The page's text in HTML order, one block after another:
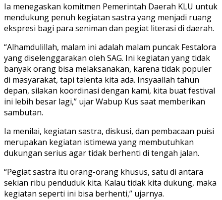
Ia menegaskan komitmen Pemerintah Daerah KLU untuk
mendukung penuh kegiatan sastra yang menjadi ruang
ekspresi bagi para seniman dan pegiat literasi di daerah.
“Alhamdulillah, malam ini adalah malam puncak Festalora
yang diselenggarakan oleh SAG. Ini kegiatan yang tidak
banyak orang bisa melaksanakan, karena tidak populer
di masyarakat, tapi talenta kita ada. Insyaallah tahun
depan, silakan koordinasi dengan kami, kita buat festival
ini lebih besar lagi,” ujar Wabup Kus saat memberikan
sambutan.
Ia menilai, kegiatan sastra, diskusi, dan pembacaan puisi
merupakan kegiatan istimewa yang membutuhkan
dukungan serius agar tidak berhenti di tengah jalan.
“Pegiat sastra itu orang-orang khusus, satu di antara
sekian ribu penduduk kita. Kalau tidak kita dukung, maka
kegiatan seperti ini bisa berhenti,” ujarnya.